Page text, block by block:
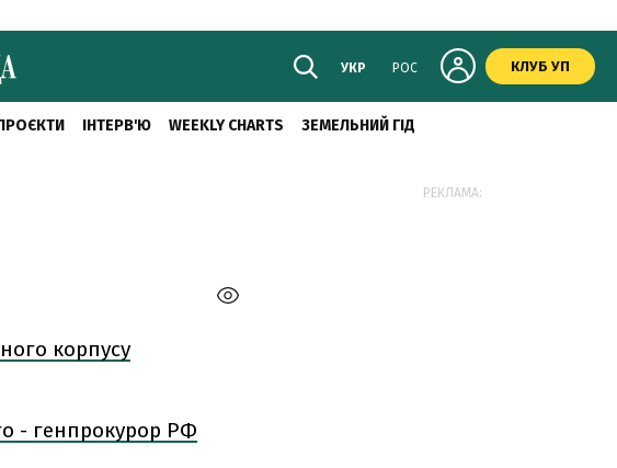
УКР РОС КЛУБ УП
ІНТЕРВ'Ю WEEKLY CHARTS ЗЕМЕЛЬНИЙ ГІД
корпусу
- генпрокурор РФ
РЕКЛАМА: